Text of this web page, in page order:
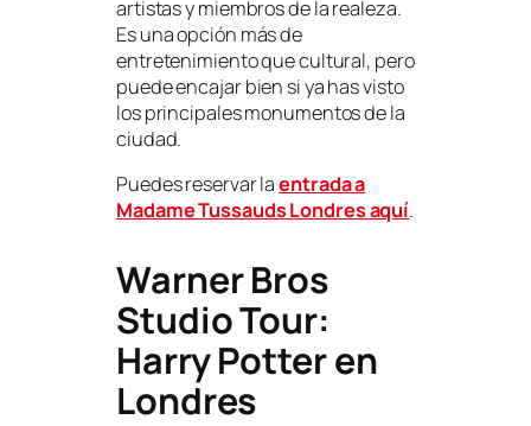
artistas y miembros de la realeza.
Es una opción más de
entretenimiento que cultural, pero
puede encajar bien si ya has visto
los principales monumentos de la
ciudad.
Puedes reservar laentrada a
Madame Tussauds Londres aquí.
Warner Bros
Studio Tour:
Harry Potter en
Londres